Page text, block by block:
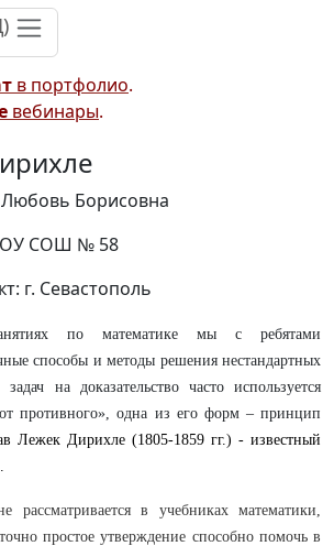
в портфолио.
вебинары.
Борисовна
СОШ № 58
г. Севастополь
по математике мы с ребятами
способы и методы решения нестандартных
на доказательство часто используется
противного», одна из его форм – принцип
Лежек Дирихле (1805-1859 гг.) - известный
в учебниках математики,
простое утверждение способно помочь в